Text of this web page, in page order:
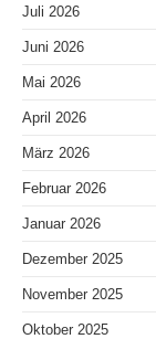
Juli 2026
Juni 2026
Mai 2026
April 2026
März 2026
Februar 2026
Januar 2026
Dezember 2025
November 2025
Oktober 2025